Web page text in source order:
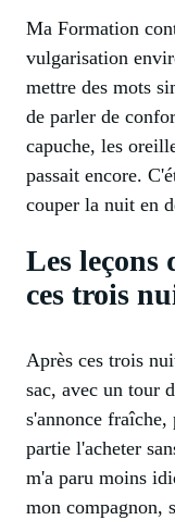
Ma Formation
vulgarisation
mettre des mots
de parler de
capuche, les
passait encore.
couper la nuit en
Les leçons
ces trois
Après ces trois
sac, avec un tour
s'annonce fraîche,
partie l'acheter
m'a paru moins
mon compagnon,